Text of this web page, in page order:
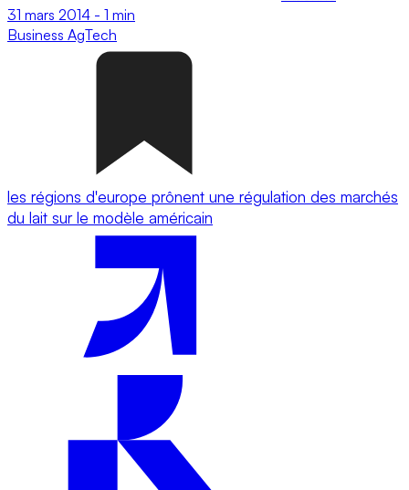
31 mars 2014 - 1 min
Business AgTech
les régions d'europe prônent une régulation des marchés
du lait sur le modèle américain